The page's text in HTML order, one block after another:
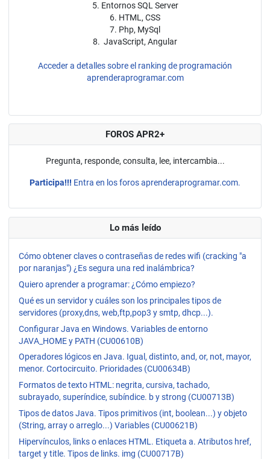
5. Entornos SQL Server
6. HTML, CSS
7. Php, MySql
8. JavaScript, Angular
Acceder a detalles sobre el ranking de programación
aprenderaprogramar.com
FOROS APR2+
Pregunta, responde, consulta, lee, intercambia...
Participa!!! Entra en los foros aprenderaprogramar.com.
Lo más leído
Cómo obtener claves o contraseñas de redes wifi (cracking "a
por naranjas") ¿Es segura una red inalámbrica?
Quiero aprender a programar: ¿Cómo empiezo?
Qué es un servidor y cuáles son los principales tipos de
servidores (proxy,dns, web,ftp,pop3 y smtp, dhcp...).
Configurar Java en Windows. Variables de entorno
JAVA_HOME y PATH (CU00610B)
Operadores lógicos en Java. Igual, distinto, and, or, not, mayor,
menor. Cortocircuito. Prioridades (CU00634B)
Formatos de texto HTML: negrita, cursiva, tachado,
subrayado, superíndice, subíndice. b y strong (CU00713B)
Tipos de datos Java. Tipos primitivos (int, boolean...) y objeto
(String, array o arreglo...) Variables (CU00621B)
Hipervínculos, links o enlaces HTML. Etiqueta a. Atributos href,
target y title. Tipos de links. img (CU00717B)